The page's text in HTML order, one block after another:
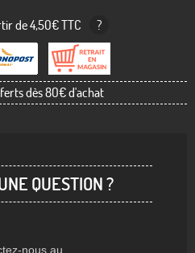
de 4,50€ TTC ?
dès 80€ d'achat
QUESTION ?
nous au